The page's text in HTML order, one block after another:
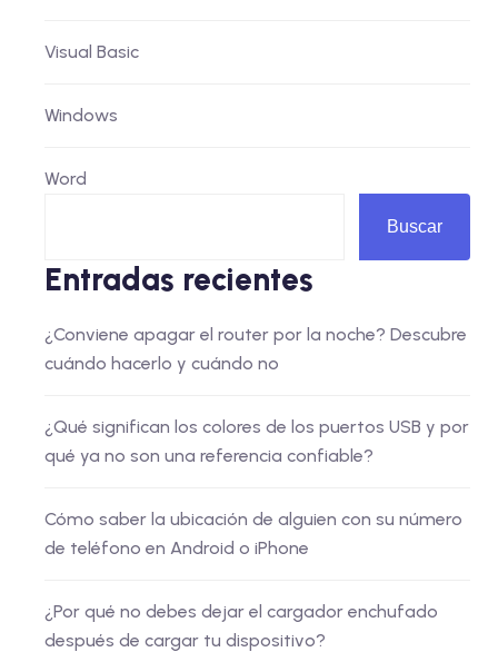
Visual Basic
Windows
Word
Buscar
Entradas recientes
¿Conviene apagar el router por la noche? Descubre
cuándo hacerlo y cuándo no
¿Qué significan los colores de los puertos USB y por
qué ya no son una referencia confiable?
Cómo saber la ubicación de alguien con su número
de teléfono en Android o iPhone
¿Por qué no debes dejar el cargador enchufado
después de cargar tu dispositivo?